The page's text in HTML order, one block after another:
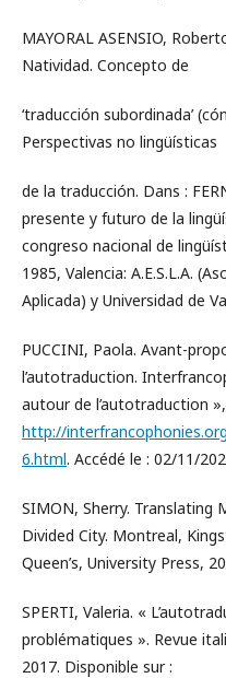
MAYORAL ASENSIO,
Natividad. Concepto de
‘traducción subordinada’
Perspectivas no lingüísticas
de la traducción. Dans :
presente y futuro de la
congreso nacional de
1985, Valencia: A.E.S.L.A.
Aplicada) y Universidad de
PUCCINI, Paola. Avant-
l’autotraduction.
autour de l’autotraduction
http://
6.html. Accédé le : 02/11/
SIMON, Sherry. Translating
Divided City. Montreal,
Queen’s, University Press,
SPERTI, Valeria. «
problématiques ». Revue
2017. Disponible sur :